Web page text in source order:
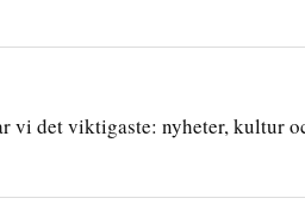
vi det viktigaste: nyheter, kultur